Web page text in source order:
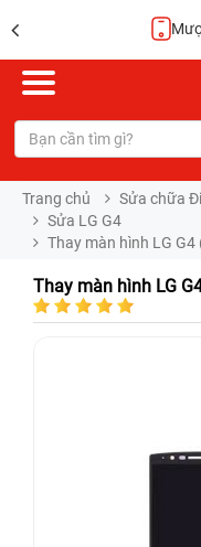
Mượn điện thoại miễn phí
Trang chủ Sửa chữa
Sửa LG G4
Thay màn hình LG
Thay màn hình LG